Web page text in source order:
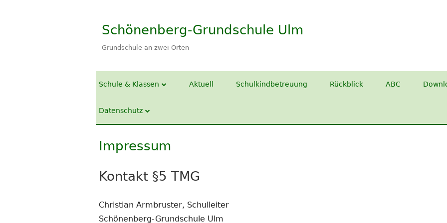
Schönenberg-Grundschule Ulm
Grundschule an zwei Orten
Primäres
Schule & Klassen
Klassenübersicht
Aktuell Schulkindbetreuung Rückblick ABC
Datenschutz
Impressum
Kontakt §5 TMG
Christian Armbruster, Schulleiter
Schönenberg-Grundschule Ulm